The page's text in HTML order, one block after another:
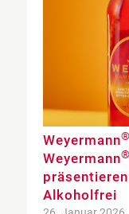
Weyermann®
Weyermann®
Alkoholfrei